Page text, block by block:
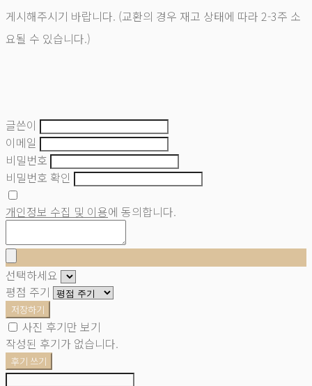
게시해주시기 바랍니다. (교환의 경우 재고 상태에 따라 2-3주 소
요될 수 있습니다.)
글쓴이
이메일
비밀번호
비밀번호 확인
개인정보 수집 및 이용에 동의합니다.
선택하세요
평점 주기
저장하기
사진 후기만 보기
작성된 후기가 없습니다.
후기 쓰기